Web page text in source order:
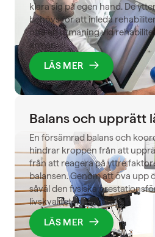
klara sig på egen hand. De
behövs för att inleda
ofta en utmaning vid
armar.
LÄS MER
Balans och upprätt
En försämrad balans och
hindrar kroppen från att
från att reagera på yttre
balansen. Genom att öva upp
såväl den fysiska
livskvaliteten förbättras.
LÄS MER